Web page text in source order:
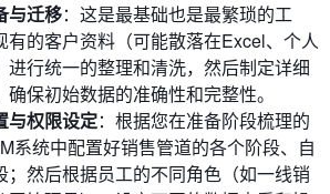
与迁移：这是最基础也是最繁琐的工
有的客户资料（可能散落在Excel、个人
进行统一的整理和清洗，然后制定详细
保初始数据的准确性和完整性。
与权限设定：根据您在准备阶段梳理的
系统中配置好销售管道的各个阶段、自
；然后根据员工的不同角色（如一线销